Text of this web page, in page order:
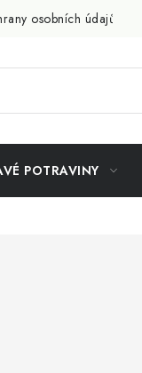
osobních údajů
POTRAVINY